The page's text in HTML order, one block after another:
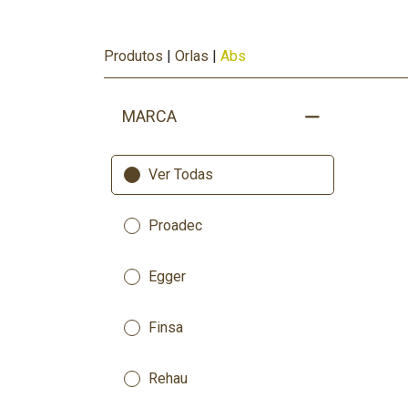
Produtos | Orlas | Abs
MARCA
Ver Todas
Proadec
Egger
Finsa
Rehau